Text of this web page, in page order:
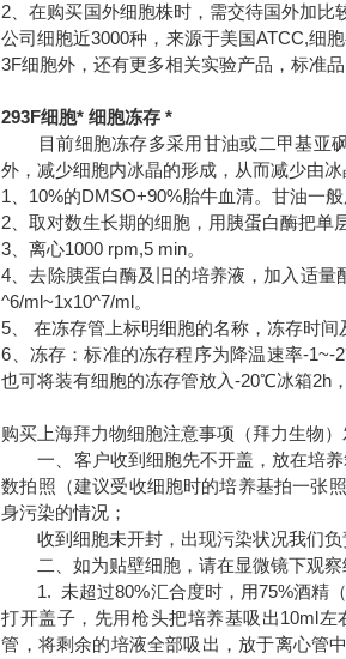
2、在购买国外细胞株时，需交待国外加比
公司细胞近3000种，来源于美国ATCC,细
3F细胞外，还有更多相关实验产品，标准
293F细胞* 细胞冻存 *
目前细胞冻存多采用甘油或二甲基亚砜
外，减少细胞内冰晶的形成，从而减少由冰
1、10%的DMSO+90%胎牛血清。甘油一
2、取对数生长期的细胞，用胰蛋白酶把单
3、离心1000 rpm,5 min。
4、去除胰蛋白酶及旧的培养液，加入适
^6/ml~1x10^7/ml。
5、 在冻存管上标明细胞的名称，冻存时间
6、冻存：标准的冻存程序为降温速率-
也可将装有细胞的冻存管放入-20℃冰箱2h
购买上海拜力物细胞注意事项（拜力生物
一、客户收到细胞先不开盖，放在培养
数拍照（建议受收细胞时的培养基拍一张
身污染的情况；
收到细胞未开封，出现污染状况我们负
二、如为贴壁细胞，请在显微镜下观察
1. 未超过80%汇合度时，用75%酒精（
打开盖子，先用枪头把培养基吸出10ml
管，将剩余的培液全部吸出，放于离心管